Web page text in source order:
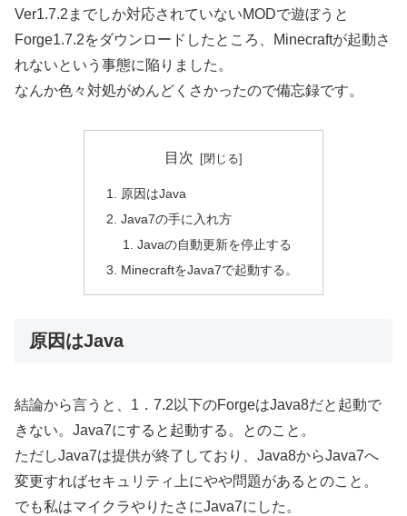
Ver1.7.2までしか対応されていないMODで遊ぼうと
Forge1.7.2をダウンロードしたところ、Minecraftが起動さ
れないという事態に陥りました。
なんか色々対処がめんどくさかったので備忘録です。
目次
原因はJava
Java7の手に入れ方
Javaの自動更新を停止する
MinecraftをJava7で起動する。
原因はJava
結論から言うと、1．7.2以下のForgeはJava8だと起動で
きない。Java7にすると起動する。とのこと。
ただしJava7は提供が終了しており、Java8からJava7へ
変更すればセキュリティ上にやや問題があるとのこと。
でも私はマイクラやりたさにJava7にした。